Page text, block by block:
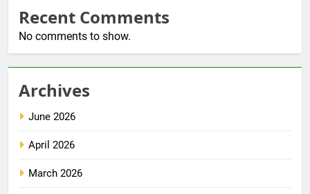
Recent Comments
No comments to show.
Archives
June 2026
April 2026
March 2026